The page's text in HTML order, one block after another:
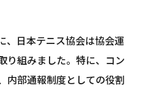
、日本テニス協会は協会運
り組みました。特に、コン
内部通報制度としての役割